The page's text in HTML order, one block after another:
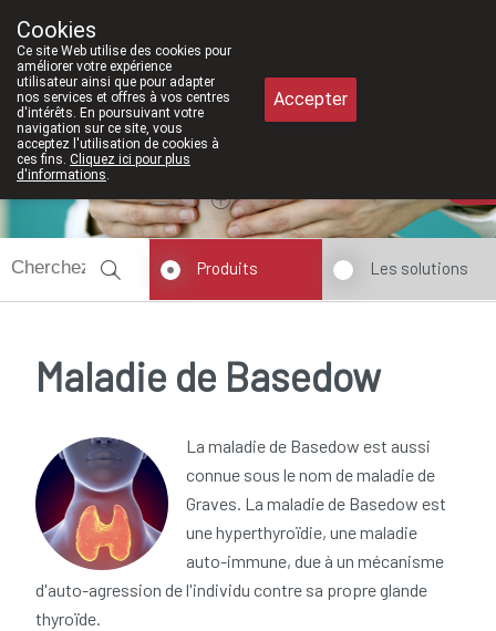
011/610300
Aujourd'hui A présent
Produits Les solutions
Maladie de Basedow
La maladie de Basedow est aussi
connue sous le nom de maladie de
Graves. La maladie de Basedow est
une hyperthyroïdie, une maladie
auto-immune, due à un mécanisme
d'auto-agression de l'individu contre sa propre glande
thyroïde.
Cookies
Ce site Web utilise des cookies pour
améliorer votre expérience
utilisateur ainsi que pour adapter
nos services et offres à vos centres
d'intérêts. En poursuivant votre
navigation sur ce site, vous
acceptez l'utilisation de cookies à
ces fins. Cliquez ici pour plus
d'informations.
Accepter